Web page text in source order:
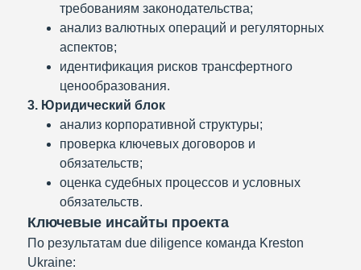
требованиям законодательства;
анализ валютных операций и регуляторных
аспектов;
идентификация рисков трансфертного
ценообразования.
3. Юридический блок
анализ корпоративной структуры;
проверка ключевых договоров и
обязательств;
оценка судебных процессов и условных
обязательств.
Ключевые инсайты проекта
По результатам due diligence команда Kreston
Ukraine: